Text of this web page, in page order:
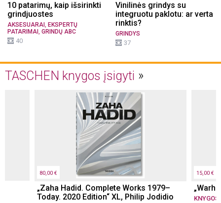
10 patarimų, kaip išsirinkti
grindjuostes
AKSESUARAI , EKSPERTŲ
PATARIMAI , GRINDŲ ABC
40
Vinilinės grindys su
integruotu paklotu: ar verta
rinktis?
GRINDYS
37
TASCHEN knygos įsigyti
80,00 €
„Zaha Hadid. Complete Works 1979–
Today. 2020 Edition“ XL, Philip Jodidio
15,00 €
KNYGOS